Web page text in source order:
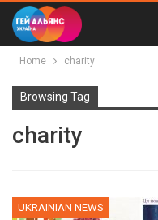
Home charity
Browsing Tag
charity
UKRAINIAN NEWS